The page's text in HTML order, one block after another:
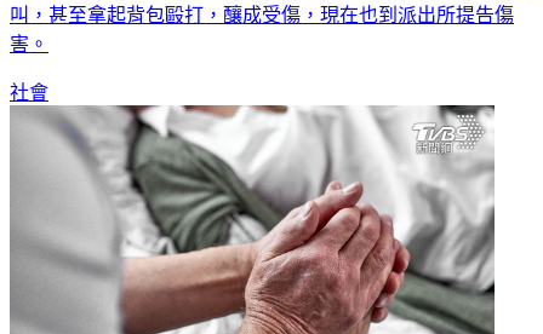
叫，甚至拿起背包毆打，釀成受傷，現在也到派出所提告傷
害。
社會